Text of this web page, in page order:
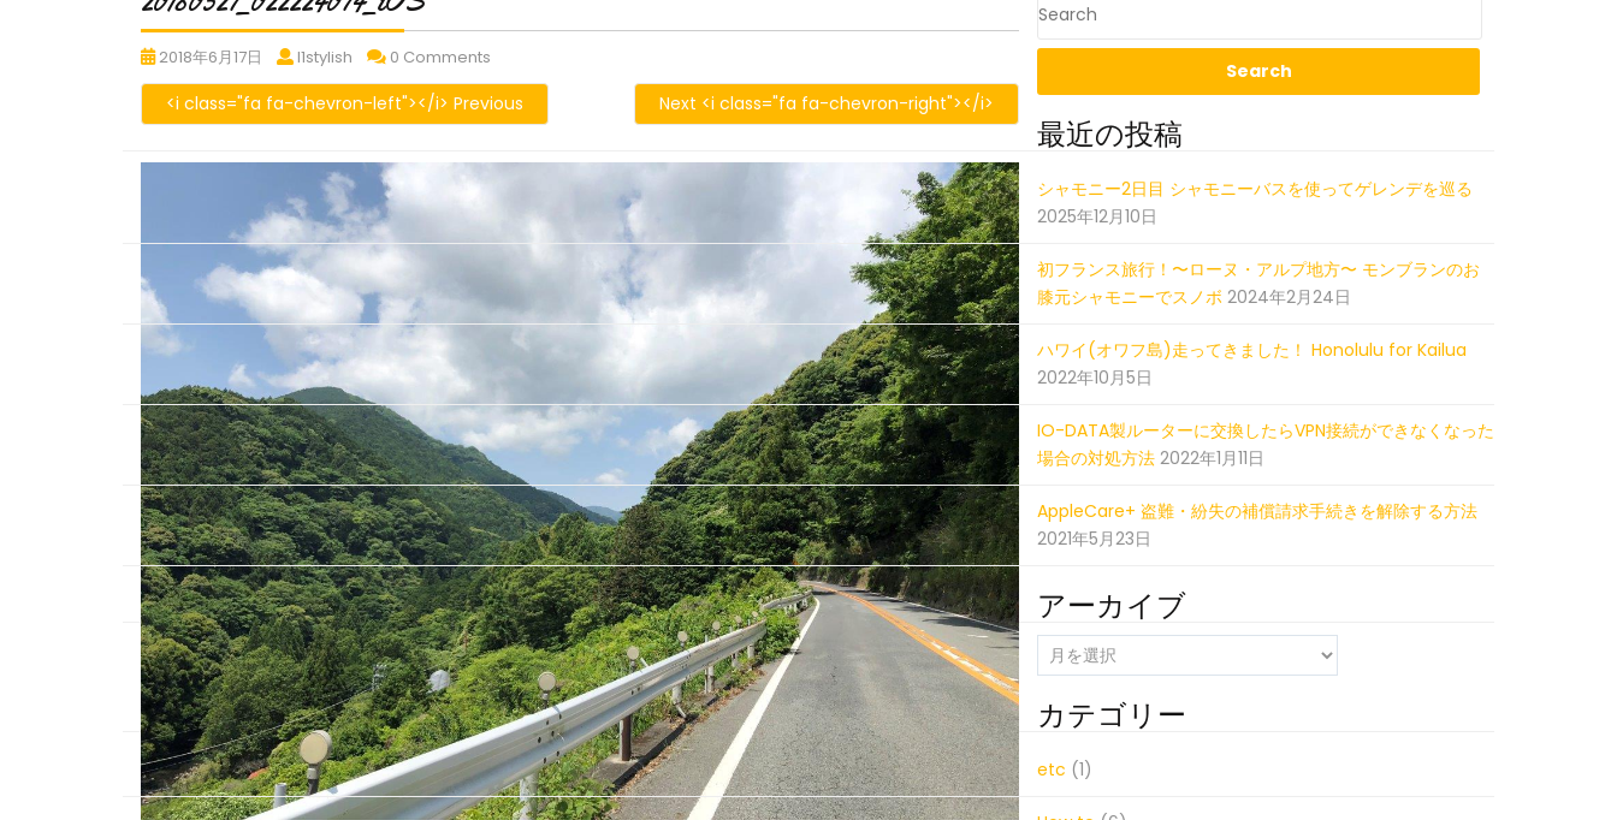
2018年6月17日 20180527_022224074_iOS
l1stylish 20180527_022224074_iOS
0 Comments
<i class="fa fa-chevron-left"></i> Previous Next <i class="fa fa-chevron-right"></i>
20180527_022224074_iOS
最近の投稿
シャモニー2日目 シャモニーバスを使ってゲレンデを巡る
2025年12月10日
初フランス旅行！〜ローヌ・アルプ地方〜 モンブランのお
膝元シャモニーでスノボ 2024年2月24日
ハワイ(オワフ島)走ってきました！ Honolulu for Kailua
2022年10月5日
IO-DATA製ルーターに交換したらVPN接続ができなくなった
場合の対処方法 2022年1月11日
AppleCare+ 盗難・紛失の補償請求手続きを解除する方法
2021年5月23日
アーカイブ
ー
カ
イ
ブ
カテゴリー
etc (1)